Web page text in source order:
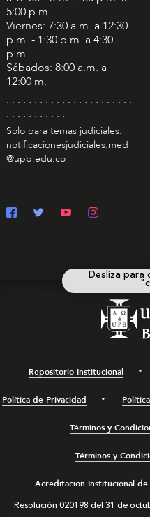
Desliza para
5:00 p.m.
Viernes: 7:30 a.m. a 12:30
p.m. - 1:30 p.m. a 4:30
p.m.
Sábados: 8:00 a.m. a
12:00 m.
. . . . . . . . . . . . . . . . . . . . . . .
. . . . . . . . . . .
Solo para temas judiciales:
notificacionesjudiciales.med
@upb.edu.co
Repositorio Institucional
Política de Privacidad
Términos y
Términos y
Acreditación Institucional
Resolución 020198 del 31 de